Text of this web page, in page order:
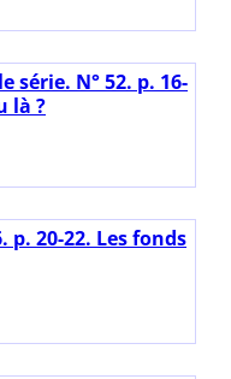
série. N° 52. p. 16-
là ?
p. 20-22. Les fonds